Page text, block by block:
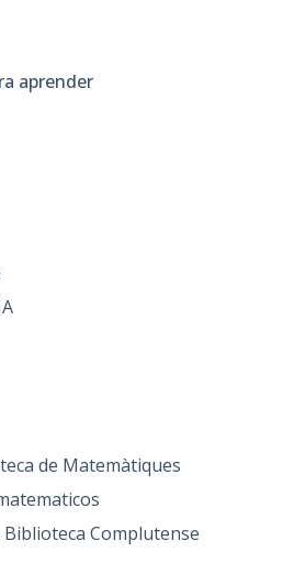
aprender
de Matemàtiques
Biblioteca Complutense